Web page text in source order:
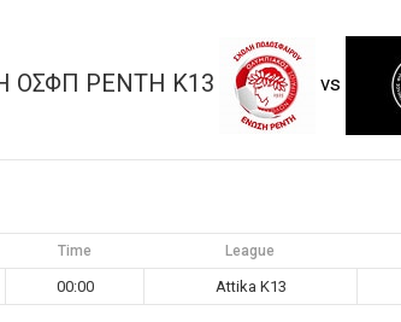
ΟΣΦΠ ΡΕΝΤΗ K13 vs
Time League
00:00 Attika K13